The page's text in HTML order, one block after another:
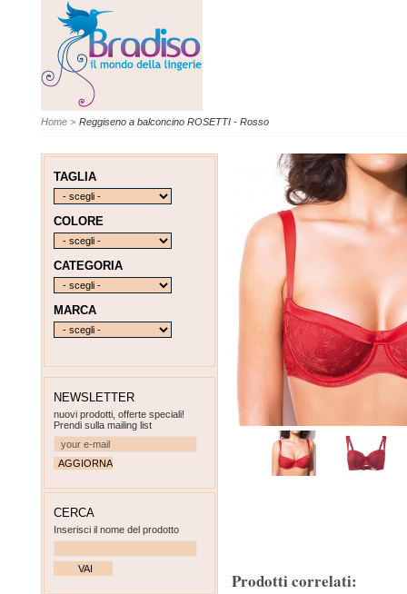
Home > Reggiseno a balconcino ROSETTI - Rosso
Prodotti correlati:
TAGLIA
COLORE
CATEGORIA
MARCA
NEWSLETTER
nuovi prodotti, offerte speciali!
Prendi sulla mailing list
CERCA
Inserisci il nome del prodotto